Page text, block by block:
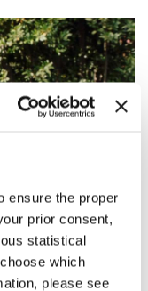
ensure the proper
prior consent,
statistical
which
please see